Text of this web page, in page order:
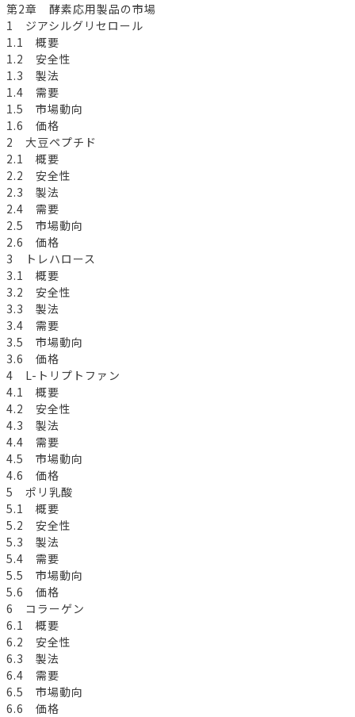
第2章 酵素応用製品の市場
1 ジアシルグリセロール
1.1 概要
1.2 安全性
1.3 製法
1.4 需要
1.5 市場動向
1.6 価格
2 大豆ペプチド
2.1 概要
2.2 安全性
2.3 製法
2.4 需要
2.5 市場動向
2.6 価格
3 トレハロース
3.1 概要
3.2 安全性
3.3 製法
3.4 需要
3.5 市場動向
3.6 価格
4 L-トリプトファン
4.1 概要
4.2 安全性
4.3 製法
4.4 需要
4.5 市場動向
4.6 価格
5 ポリ乳酸
5.1 概要
5.2 安全性
5.3 製法
5.4 需要
5.5 市場動向
5.6 価格
6 コラーゲン
6.1 概要
6.2 安全性
6.3 製法
6.4 需要
6.5 市場動向
6.6 価格